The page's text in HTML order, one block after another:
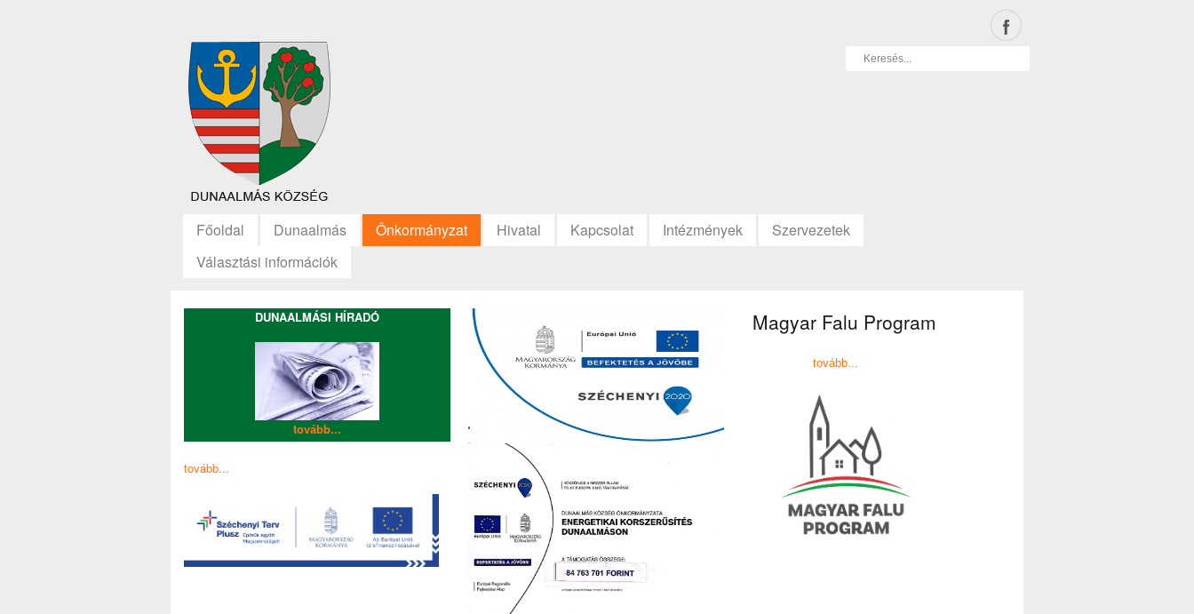
Főoldal Dunaalmás Önkormányzat Hivatal Kapcsolat Intézmények
Szervezetek
Választási információk
DUNAALMÁSI HÍRADÓ
tovább...
tovább...
Magyar Falu Program
tovább...